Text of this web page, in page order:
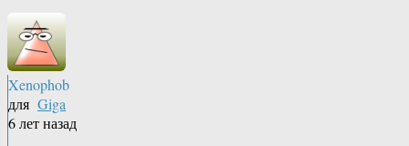
Xenophob
для Giga
6 лет назад